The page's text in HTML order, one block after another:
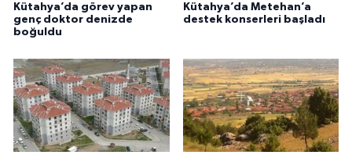
Kütahya’da görev yapan
genç doktor denizde
boğuldu
Kütahya’da Metehan’a
destek konserleri başladı